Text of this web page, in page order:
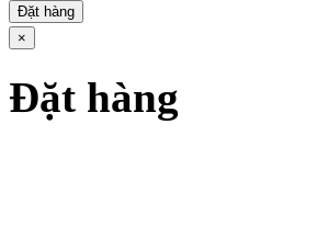
Đặt hàng
×
Đặt hàng